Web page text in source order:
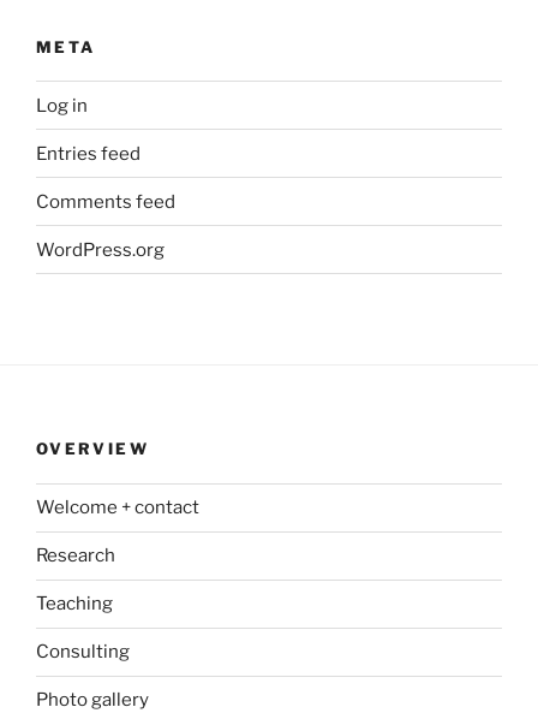
META
Log in
Entries feed
Comments feed
WordPress.org
OVERVIEW
Welcome + contact
Research
Teaching
Consulting
Photo gallery